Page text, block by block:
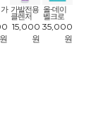
원
가발전용
클렌저
15,000
원
올-데이
벨크로
35,000
원